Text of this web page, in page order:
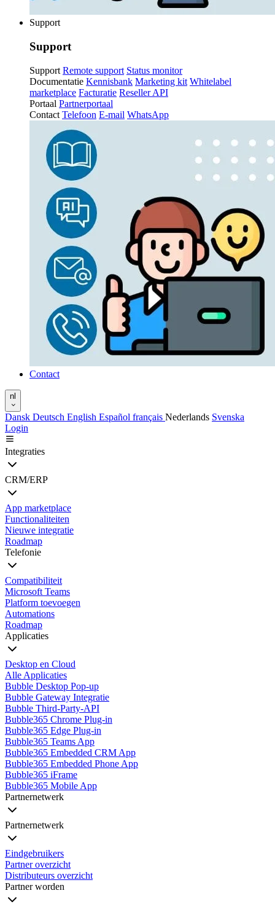
Support
Support
Support Remote support Status monitor
Documentatie Kennisbank Marketing kit Whitelabel
marketplace Facturatie Reseller API
Portaal Partnerportaal
Contact Telefoon E-mail WhatsApp
Contact
nl
Dansk Deutsch English Español français Nederlands Svenska
Login
Integraties
CRM/ERP
App marketplace
Functionaliteiten
Nieuwe integratie
Roadmap
Telefonie
Compatibiliteit
Microsoft Teams
Platform toevoegen
Automations
Roadmap
Applicaties
Desktop en Cloud
Alle Applicaties
Bubble Desktop Pop-up
Bubble Gateway Integratie
Bubble Third-Party-API
Bubble365 Chrome Plug-in
Bubble365 Edge Plug-in
Bubble365 Teams App
Bubble365 Embedded CRM App
Bubble365 Embedded Phone App
Bubble365 iFrame
Bubble365 Mobile App
Partnernetwerk
Partnernetwerk
Eindgebruikers
Partner overzicht
Distributeurs overzicht
Partner worden